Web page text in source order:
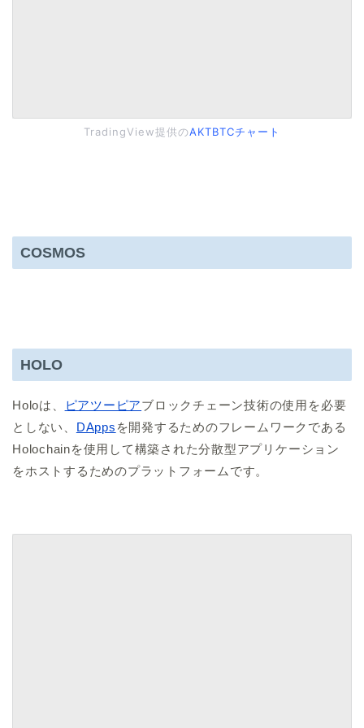
TradingView提供のAKTBTCチャート
COSMOS
HOLO
Holoは、 ピアツーピアブロックチェーン技術の使用を必要
としない、 DApps を開発するためのフレームワークである
Holochainを使用して構築された分散型アプリケーション
をホストするためのプラットフォームです。